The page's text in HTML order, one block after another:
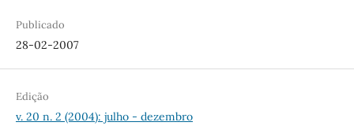
Publicado
28-02-2007
Edição
v. 20 n. 2 (2004): julho - dezembro